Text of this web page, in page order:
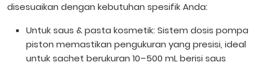
disesuaikan dengan kebutuhan spesifik Anda:
Untuk saus & pasta kosmetik: Sistem dosis pompa
piston memastikan pengukuran yang presisi, ideal
untuk sachet berukuran 10–500 mL berisi saus